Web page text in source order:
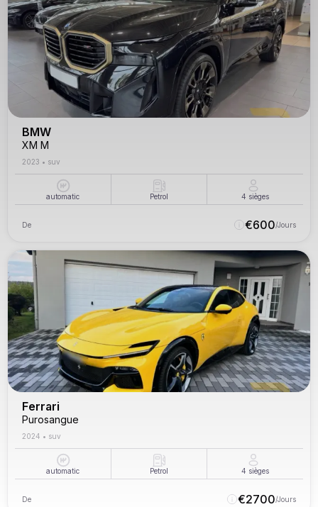
BMW
XM M
2023 • suv
automatic Petrol 4 sièges
De €600/Jours
Ferrari
Purosangue
2024 • suv
automatic Petrol 4 sièges
De €2700/Jours